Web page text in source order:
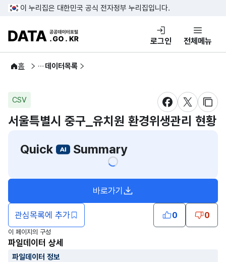
콘텐츠 바로가기
푸터 바로가기
이 누리집은 대한민국 공식 전자정부 누리집입니다.
DATA.GO.KR 공공데이터포털
로그인 전체메뉴
홈
공공데이터 데이터목록
CSV
새창 열림새창 열림
새창
서울특별시 중구_유치원 환경위생관리 현황
Quick
Summary
관심목록에 추가
새창열림
바로가기
0 0
이 페이지의 구성
파일데이터 상세
파일데이터 정보